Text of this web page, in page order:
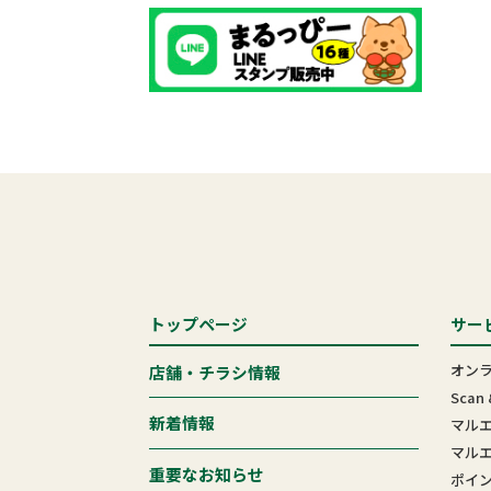
トップページ
店舗・チラシ情報
新着情報
重要なお知らせ
サー
オン
Scan
マル
マル
ポイ